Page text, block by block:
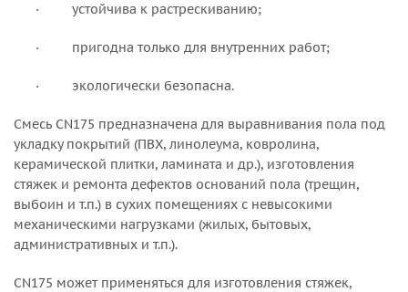
· устойчива к растрескиванию;
· пригодна только для внутренних работ;
· экологически безопасна.
Смесь CN175 предназначена для выравнивания пола под
укладку покрытий (ПВХ, линолеума, ковролина,
керамической плитки, ламината и др.), изготовления
стяжек и ремонта дефектов оснований пола (трещин,
выбоин и т.п.) в сухих помещениях с невысокими
механическими нагрузками (жилых, бытовых,
административных и т.п.).
CN175 может применяться для изготовления стяжек,